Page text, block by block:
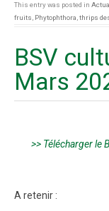
This entry was posted in
fruits Phytophthora thrips
BSV
Mars
>> Télécharger le
A retenir :